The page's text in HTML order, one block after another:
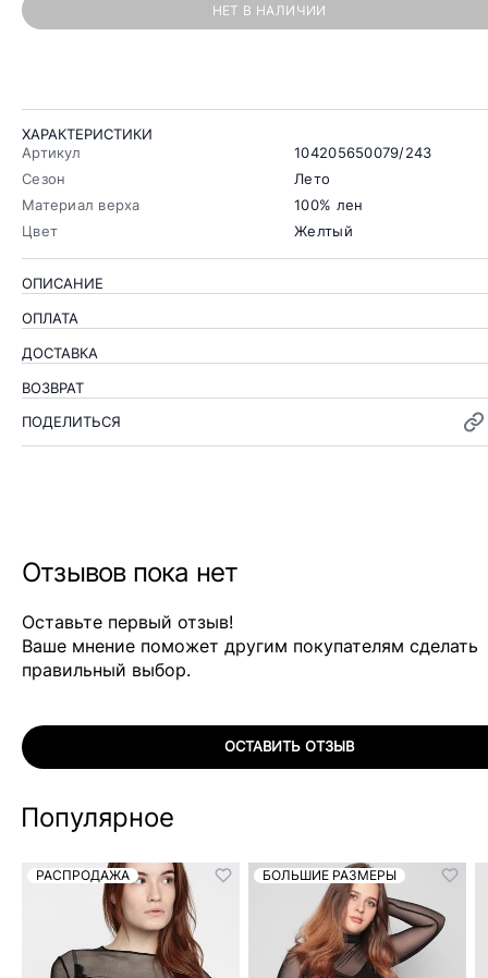
НЕТ В НАЛИЧИИ
ХАРАКТЕРИСТИКИ
Артикул
104205650079/243
Сезон
Лето
Материал верха
100% лен
Цвет
Желтый
ОПИСАНИЕ
ОПЛАТА
ДОСТАВКА
ВОЗВРАТ
ПОДЕЛИТЬСЯ
Отзывов пока нет
Оставьте первый отзыв!
Ваше мнение поможет другим покупателям сделать
правильный выбор.
ОСТАВИТЬ ОТЗЫВ
Популярное
РАСПРОДАЖА БОЛЬШИЕ РАЗМЕРЫ